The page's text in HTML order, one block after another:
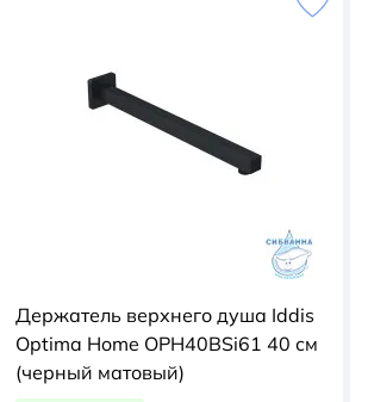
Держатель верхнего душа Iddis
Optima Home OPH40BSi61 40 см
(черный матовый)